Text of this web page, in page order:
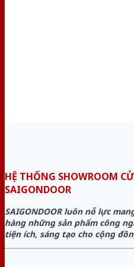
HỆ THỐNG SHOWROOM
SAIGONDOOR
SAIGONDOOR luôn nỗ lực
hàng những sản phẩm công
tiện ích, sáng tạo cho cộng